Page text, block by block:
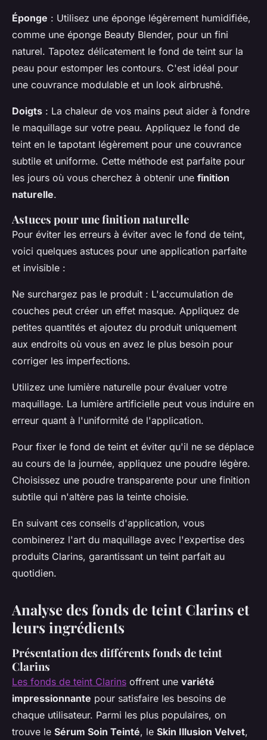
Éponge : Utilisez une éponge légèrement humidifiée,
comme une éponge Beauty Blender, pour un fini
naturel. Tapotez délicatement le fond de teint sur la
peau pour estomper les contours. C'est idéal pour
une couvrance modulable et un look airbrushé.
Doigts : La chaleur de vos mains peut aider à fondre
le maquillage sur votre peau. Appliquez le fond de
teint en le tapotant légèrement pour une couvrance
subtile et uniforme. Cette méthode est parfaite pour
les jours où vous cherchez à obtenir une finition
naturelle.
Astuces pour une finition naturelle
Pour éviter les erreurs à éviter avec le fond de teint,
voici quelques astuces pour une application parfaite
et invisible :
Ne surchargez pas le produit : L'accumulation de
couches peut créer un effet masque. Appliquez de
petites quantités et ajoutez du produit uniquement
aux endroits où vous en avez le plus besoin pour
corriger les imperfections.
Utilizez une lumière naturelle pour évaluer votre
maquillage. La lumière artificielle peut vous induire en
erreur quant à l'uniformité de l'application.
Pour fixer le fond de teint et éviter qu'il ne se déplace
au cours de la journée, appliquez une poudre légère.
Choisissez une poudre transparente pour une finition
subtile qui n'altère pas la teinte choisie.
En suivant ces conseils d'application, vous
combinerez l'art du maquillage avec l'expertise des
produits Clarins, garantissant un teint parfait au
quotidien.
Analyse des fonds de teint Clarins et
leurs ingrédients
Présentation des différents fonds de teint
Clarins
Les fonds de teint Clarins offrent une variété
impressionnante pour satisfaire les besoins de
chaque utilisateur. Parmi les plus populaires, on
trouve le Sérum Soin Teinté, le Skin Illusion Velvet,